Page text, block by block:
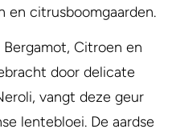
en citrusboomgaarden.
Citroen en
door delicate
vangt deze geur
lentebloei. De aardse